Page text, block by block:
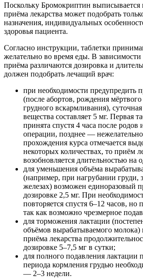
Поскольку Бромокриптин выписывается
приёма лекарства может подобрать
назначения, индивидуальных
здоровья пациента.
Согласно инструкции, таблетки
желательно во время еды. В
приёма различаются дозировка и
должен подобрать лечащий врач:
при необходимости предупредить
(после абортов, рождения мёртвого
грудного вскармливания),
вещества составляет 5 мг. Первая
принята спустя 4 часа после родов
операции, позднее —
прохождения курса отмечается
некоторых количествах, то приём
возобновляется длительностью на
для уменьшения объёма
(например, при нагрубании груди,
железах) возможен единоразовый
дозировке 2,5 мг. При
повторяется спустя 6–12 часов, но
так как возможно чрезмерное
для торможения лактации
объёмов вырабатываемого молока)
приёма лекарства
дозировке 5–7,5 мг в сутки;
для полного подавления лактации
периода кормления грудью
— 2–3 недели.